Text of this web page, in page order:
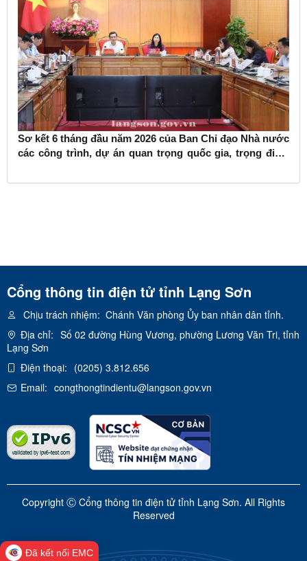
Sơ kết 6 tháng đầu năm 2026 của Ban Chỉ đạo Nhà nước
các công trình, dự án quan trọng quốc gia, trọng điểm
Cổng thông tin điện tử tỉnh Lạng Sơn
Chịu trách nhiệm: Chánh Văn phòng Ủy ban nhân dân tỉnh.
Địa chỉ: Số 02 đường Hùng Vương, phường Lương Văn Tri, tỉnh
Lạng Sơn
Điện thoại: (0205) 3.812.656
Email: congthongtindientu@langson.gov.vn
Copyright Ⓒ Cổng thông tin điện tử tỉnh Lạng Sơn. All Rights
Reserved
Đã kết nối EMC